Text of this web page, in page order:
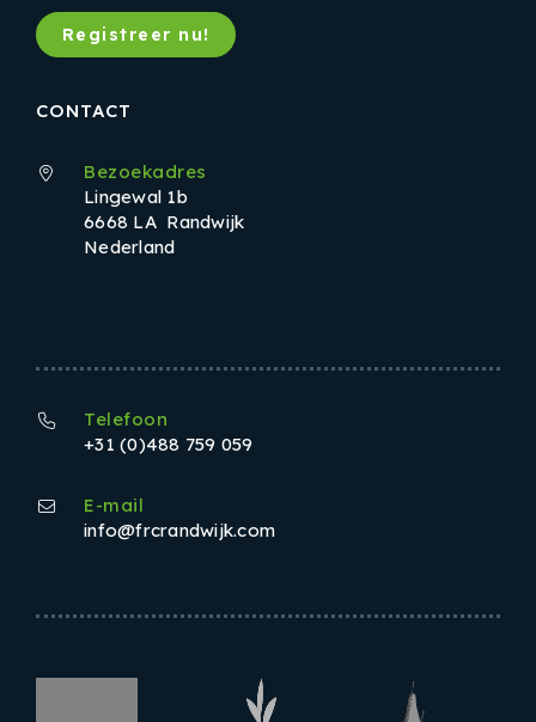
CONTACT
Bezoekadres
Lingewal 1b
6668 LA Randwijk
Nederland
Telefoon
+31 (0)488 759 059
E-mail
info@frcrandwijk.com
Registreer nu!